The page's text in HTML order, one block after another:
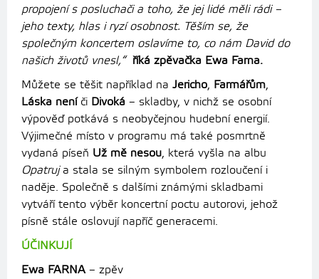
propojení s posluchači a toho, že jej lidé měli rádi –
jeho texty, hlas i ryzí osobnost. Těším se, že
společným koncertem oslavíme to, co nám David do
našich životů vnesl,“ říká zpěvačka Ewa Farna.
Můžete se těšit například na Jericho, Farmářům,
Láska neníči Divoká – skladby, v nichž se osobní
výpověď potkává s neobyčejnou hudební energií.
Výjimečné místo v programu má také posmrtně
vydaná píseň Už mě nesou, která vyšla na albu
Opatruja stala se silným symbolem rozloučení i
naděje. Společně s dalšími známými skladbami
vytváří tento výběr koncertní poctu autorovi, jehož
písně stále oslovují napříč generacemi.
ÚČINKUJÍ
Ewa FARNA– zpěv